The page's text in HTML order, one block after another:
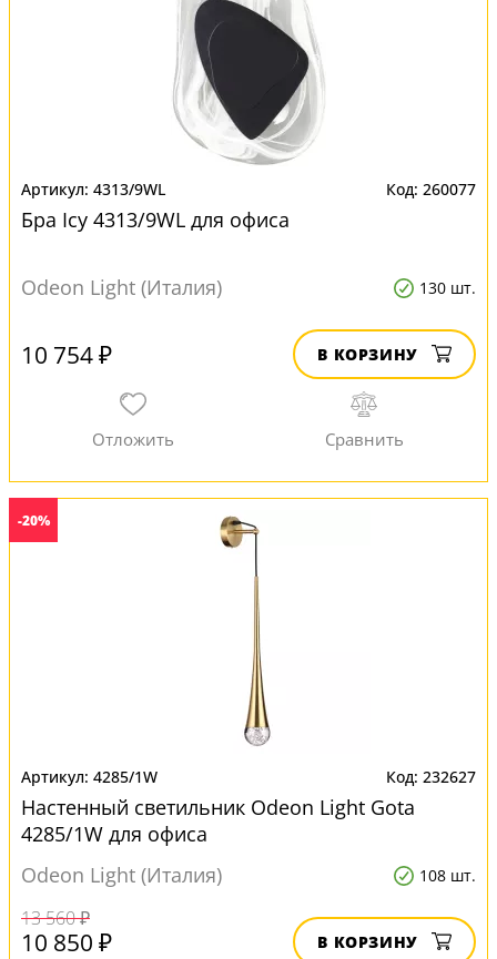
4313/9WL 260077
Бра Icy 4313/9WL для офиса
Odeon Light (Италия) 130 шт.
10 754 ₽ В КОРЗИНУ
-20%
4285/1W 232627
Настенный светильник Odeon Light Gota
4285/1W для офиса
Odeon Light (Италия)
108 шт.
13 560 ₽
10 850 ₽ В КОРЗИНУ